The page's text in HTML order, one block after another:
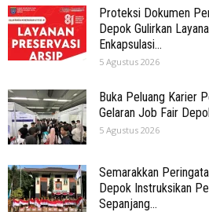
Proteksi Dokumen
Depok Gulirkan
Enkapsulasi...
5 Agustus 2026
Buka Peluang Karier
Gelaran Job Fair
5 Agustus 2026
Semarakkan
Depok Instruksikan
Sepanjang...